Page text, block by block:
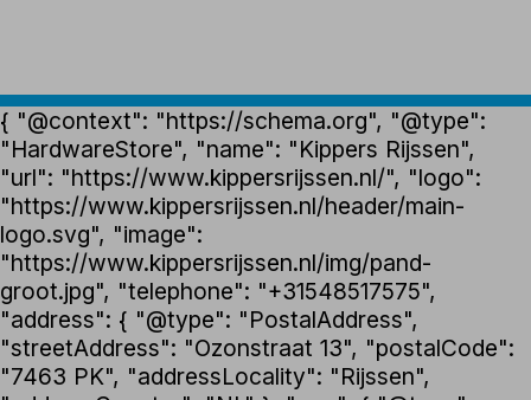
{ "@context": "https://schema.org", "@type":
"HardwareStore", "name": "Kippers Rijssen",
"url": "https://www.kippersrijssen.nl/", "logo":
"https://www.kippersrijssen.nl/header/main-
logo.svg", "image":
"https://www.kippersrijssen.nl/img/pand-
groot.jpg", "telephone": "+31548517575",
"address": { "@type": "PostalAddress",
"streetAddress": "Ozonstraat 13", "postalCode":
"7463 PK", "addressLocality": "Rijssen",